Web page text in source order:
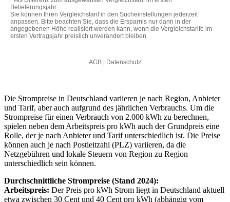
Die Strompreise in Deutschland variieren je nach Region, Anbieter
und Tarif, aber auch aufgrund des jährlichen Verbrauchs. Um die
Strompreise für einen Verbrauch von 2.000 kWh zu berechnen,
spielen neben dem Arbeitspreis pro kWh auch der Grundpreis eine
Rolle, der je nach Anbieter und Tarif unterschiedlich ist. Die Preise
können auch je nach Postleitzahl (PLZ) variieren, da die
Netzgebühren und lokale Steuern von Region zu Region
unterschiedlich sein können.
Durchschnittliche Strompreise (Stand 2024):
Arbeitspreis: Der Preis pro kWh Strom liegt in Deutschland aktuell
etwa zwischen 30 Cent und 40 Cent pro kWh (abhängig vom